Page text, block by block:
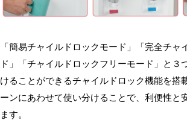
「簡易チャイルドロックモード」「完全チャ
ド」「チャイルドロックフリーモード」と３
けることができるチャイルドロック機能を搭
ーンにあわせて使い分けることで、利便性と
ます。